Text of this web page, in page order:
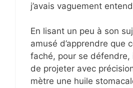
j’avais vaguement
En lisant un peu à son
amusé d’apprendre que
faché, pour se défendre,
de projeter avec
mètre une huile